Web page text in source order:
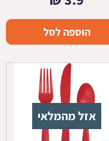
הוספה לסל
אזל מהמלאי